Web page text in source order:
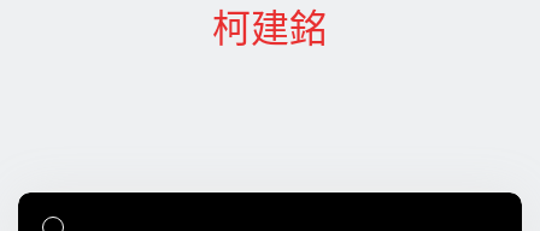
柯建銘